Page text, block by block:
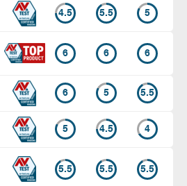
4.5 5.5 5
6 6 6
6 5 5.5
5 4.5 4
5.5 5.5 5.5